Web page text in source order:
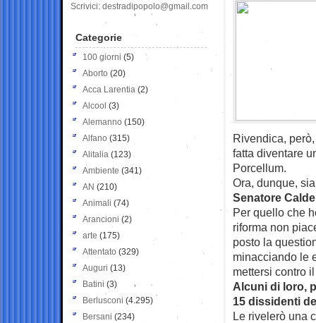
Rivendica,
fatta diventare
Porcellum.
Ora, dunque,
Senatore
Per quello che
riforma non
posto la
minacciando le
mettersi contro
Alcuni di loro,
15 dissidenti
Le rivelerò una
Scrivici: destradipopolo@gmail.com
Categorie
100 giorni (5)
Aborto (20)
Acca Larentia (2)
Alcool (3)
Alemanno (150)
Alfano (315)
Alitalia (123)
Ambiente (341)
AN (210)
Animali (74)
Arancioni (2)
arte (175)
Attentato (329)
Auguri (13)
Batini (3)
Berlusconi (4.295)
Bersani (234)